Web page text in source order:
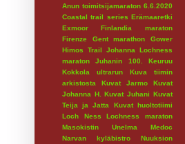
Anun toimitsijamaraton 6.6.2020
Coastal trail series Erämaaretki
Exmoor
Finlandia maraton
Firenze
Gent marathon
Gower
Himos Trail
Johanna Lochness
maraton
Juhanin 100.
Keuruu
Kokkola ultrarun
Kuva tiimin
arkistosta
Kuvat Jarmo
Kuvat
Johanna H.
Kuvat Juhani Kuvat
Teija ja Jatta
Kuvat huoltotiimi
Loch Ness
Lochness maraton
Masokistin Unelma
Medoc
Narvan kyläbistro
Nuuksion